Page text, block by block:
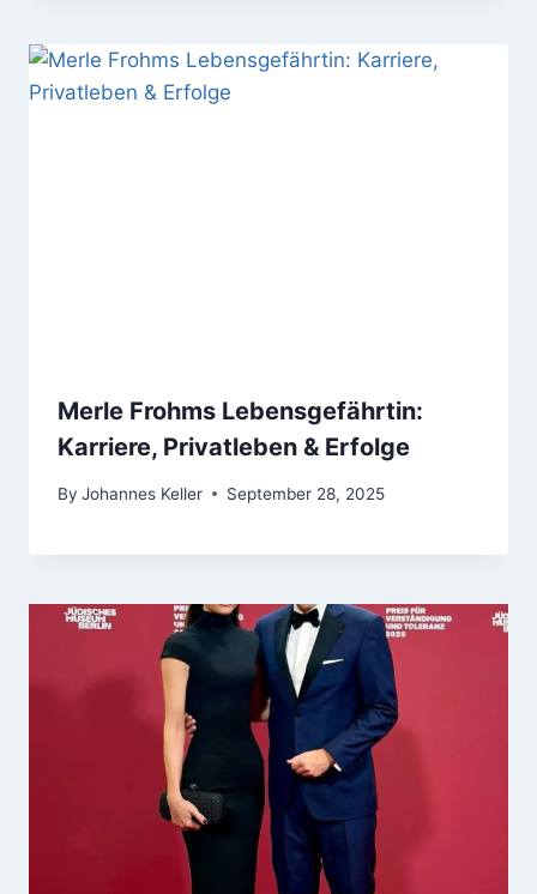
Merle Frohms Lebensgefährtin:
Karriere, Privatleben & Erfolge
By Johannes Keller September 28, 2025